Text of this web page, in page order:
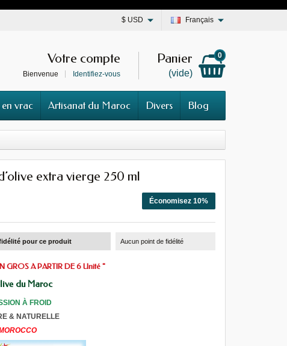
Français
$ USD
Panier
(vide)
0
Votre compte
Bienvenue Identifiez-vous
vrac Artisanat du Maroc Divers Blog
extra vierge 250 ml
Économisez 10%
pour ce produit Aucun point de fidélité
GROS A PARTIR DE 6 Unité "
du Maroc
À FROID
& NATURELLE